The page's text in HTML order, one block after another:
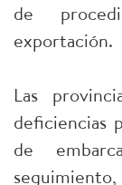
de
exportación.
Las
deficiencias
de